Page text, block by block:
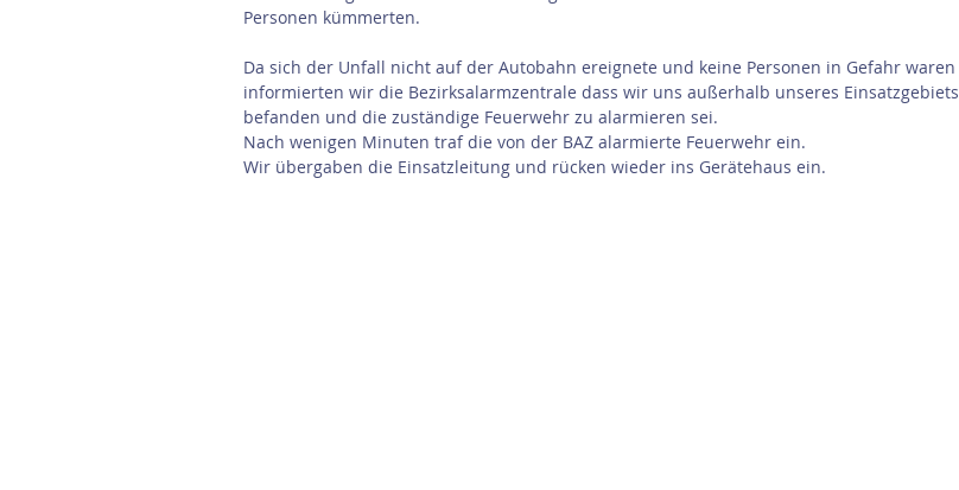
Personen kümmerten.
Da sich der Unfall nicht auf der Autobahn ereignete und keine Personen in Gefahr waren
informierten wir die Bezirksalarmzentrale dass wir uns außerhalb unseres Einsatzgebiets
befanden und die zuständige Feuerwehr zu alarmieren sei.
Nach wenigen Minuten traf die von der BAZ alarmierte Feuerwehr ein.
Wir übergaben die Einsatzleitung und rücken wieder ins Gerätehaus ein.